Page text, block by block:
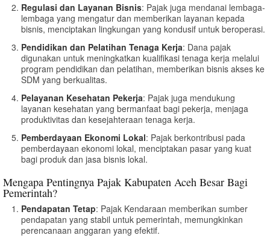
Regulasi dan Layanan Bisnis: Pajak juga mendanai lembaga-
lembaga yang mengatur dan memberikan layanan kepada
bisnis, menciptakan lingkungan yang kondusif untuk beroperasi.
Pendidikan dan Pelatihan Tenaga Kerja: Dana pajak
digunakan untuk meningkatkan kualifikasi tenaga kerja melalui
program pendidikan dan pelatihan, memberikan bisnis akses ke
SDM yang berkualitas.
Pelayanan Kesehatan Pekerja: Pajak juga mendukung
layanan kesehatan yang bermanfaat bagi pekerja, menjaga
produktivitas dan kesejahteraan tenaga kerja.
Pemberdayaan Ekonomi Lokal: Pajak berkontribusi pada
pemberdayaan ekonomi lokal, menciptakan pasar yang kuat
bagi produk dan jasa bisnis lokal.
Mengapa Pentingnya Pajak Kabupaten Aceh Besar Bagi
Pemerintah?
Pendapatan Tetap: Pajak Kendaraan memberikan sumber
pendapatan yang stabil untuk pemerintah, memungkinkan
perencanaan anggaran yang efektif.